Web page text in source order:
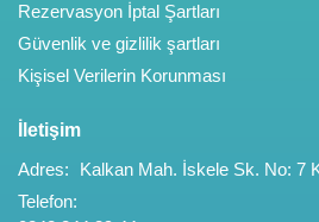
Rezervasyon İptal Şartları
Güvenlik ve gizlilik şartları
Kişisel Verilerin Korunması
İletişim
Adres:
Kalkan Mah. İskele Sk. No: 7
Telefon: